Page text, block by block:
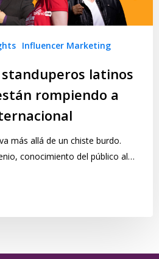
Influencer Marketing
standuperos latinos
rompiendo a
más allá de un chiste burdo.
conocimiento del público al…